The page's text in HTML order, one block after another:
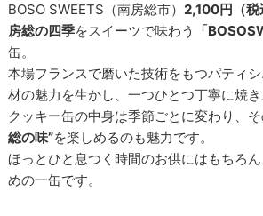
BOSO SWEETS（南房総市）2,100円（税
房総の四季をスイーツで味わう 「
缶。
本場フランスで磨いた技術をもつパティ
材の魅力を生かし、一つひとつ丁寧に焼き
クッキー缶の中身は季節ごとに変わり、
総の味”を楽しめるのも魅力です。
ほっとひと息つく時間のお供にはもちろ
めの一缶です。